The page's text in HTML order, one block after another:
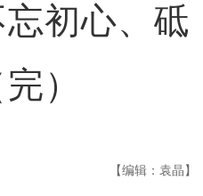
初心、砥
）
【编辑：袁晶】